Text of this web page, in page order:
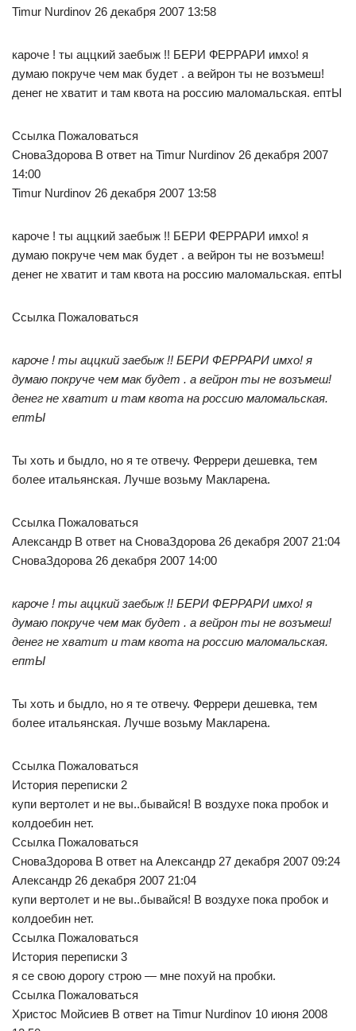
Timur Nurdinov 26 декабря 2007 13:58
кароче ! ты аццкий заебыж !! БЕРИ ФЕРРАРИ имхо! я
думаю покруче чем мак будет . а вейрон ты не возъмеш!
денег не хватит и там квота на россию маломальская. ептЫ
Ссылка Пожаловаться
СноваЗдорова В ответ на Timur Nurdinov 26 декабря 2007
14:00
Timur Nurdinov 26 декабря 2007 13:58
кароче ! ты аццкий заебыж !! БЕРИ ФЕРРАРИ имхо! я
думаю покруче чем мак будет . а вейрон ты не возъмеш!
денег не хватит и там квота на россию маломальская. ептЫ
Ссылка Пожаловаться
кароче ! ты аццкий заебыж !! БЕРИ ФЕРРАРИ имхо! я
думаю покруче чем мак будет . а вейрон ты не возъмеш!
денег не хватит и там квота на россию маломальская.
ептЫ
Ты хоть и быдло, но я те отвечу. Феррери дешевка, тем
более итальянская. Лучше возьму Макларена.
Ссылка Пожаловаться
Александр В ответ на СноваЗдорова 26 декабря 2007 21:04
СноваЗдорова 26 декабря 2007 14:00
кароче ! ты аццкий заебыж !! БЕРИ ФЕРРАРИ имхо! я
думаю покруче чем мак будет . а вейрон ты не возъмеш!
денег не хватит и там квота на россию маломальская.
ептЫ
Ты хоть и быдло, но я те отвечу. Феррери дешевка, тем
более итальянская. Лучше возьму Макларена.
Ссылка Пожаловаться
История переписки 2
купи вертолет и не вы..бывайся! В воздухе пока пробок и
колдоебин нет.
Ссылка Пожаловаться
СноваЗдорова В ответ на Александр 27 декабря 2007 09:24
Александр 26 декабря 2007 21:04
купи вертолет и не вы..бывайся! В воздухе пока пробок и
колдоебин нет.
Ссылка Пожаловаться
История переписки 3
я се свою дорогу строю — мне похуй на пробки.
Ссылка Пожаловаться
Христос Мойсиев В ответ на Timur Nurdinov 10 июня 2008